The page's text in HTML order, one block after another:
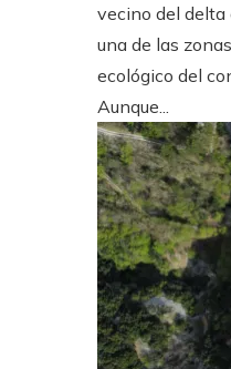
vecino del delta
una de las
ecológico del
Aunque...